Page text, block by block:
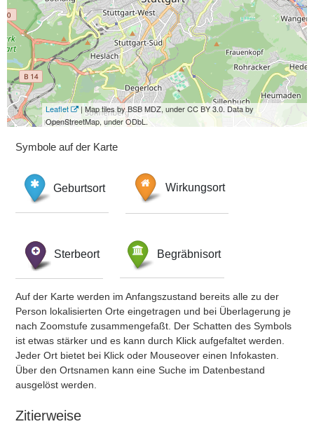
Leaflet
| Map tiles by BSB MDZ, under CC BY 3.0. Data by
OpenStreetMap, under ODbL.
Symbole auf der Karte
Geburtsort Wirkungsort
Sterbeort Begräbnisort
Auf der Karte werden im Anfangszustand bereits alle zu der
Person lokalisierten Orte eingetragen und bei Überlagerung je
nach Zoomstufe zusammengefaßt. Der Schatten des Symbols
ist etwas stärker und es kann durch Klick aufgefaltet werden.
Jeder Ort bietet bei Klick oder Mouseover einen Infokasten.
Über den Ortsnamen kann eine Suche im Datenbestand
ausgelöst werden.
Zitierweise